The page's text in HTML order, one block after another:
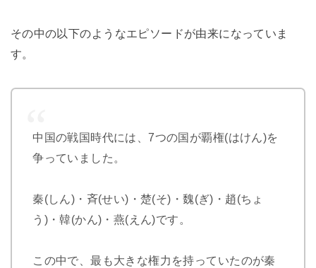
その中の以下のようなエピソードが由来になっていま
す。
中国の戦国時代には、7つの国が覇権(はけん)を
争っていました。
秦(しん)・斉(せい)・楚(そ)・魏(ぎ)・趙(ちょ
う)・韓(かん)・燕(えん)です。
この中で、最も大きな権力を持っていたのが秦